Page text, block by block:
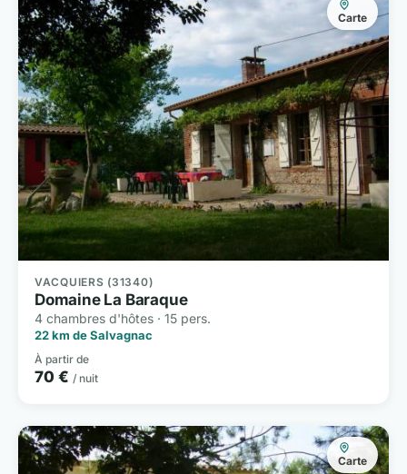
Carte
VACQUIERS (31340)
Domaine La Baraque
4 chambres d'hôtes · 15 pers.
22 km de Salvagnac
À partir de
70 € / nuit
Carte